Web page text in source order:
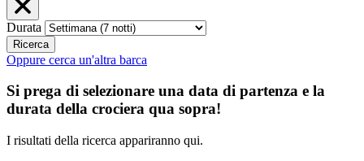
Durata
Ricerca
Oppure cerca un'altra barca
Si prega di selezionare una data di partenza e la
durata della crociera qua sopra!
I risultati della ricerca appariranno qui.